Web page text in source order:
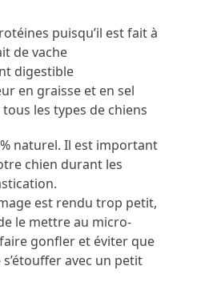
puisqu’il est fait à
de vache
digestible
en graisse et en sel
les types de chiens
naturel. Il est important
chien durant les
est rendu trop petit,
le mettre au micro-
gonfler et éviter que
avec un petit